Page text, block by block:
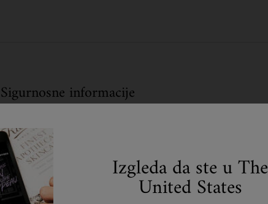
Sigurnosne informacije
Izgleda da ste u The
United States